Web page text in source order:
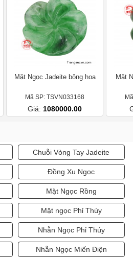
Mặt Ngọc Jadeite bông hoa
Mã SP: TSVN033168
Giá: 1080000.00
Mặt
Chuỗi Vòng Tay Jadeite
Đồng Xu Ngọc
Mặt Ngọc Rồng
Mặt ngọc Phỉ Thúy
Nhẫn Ngọc Phỉ Thúy
Nhẫn Ngọc Miến Điện